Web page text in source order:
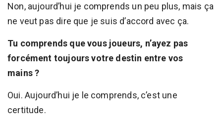
Non, aujourd’hui je comprends un peu plus, mais ça
ne veut pas dire que je suis d’accord avec ça.
Tu comprends que vous joueurs, n’ayez pas
forcément toujours votre destin entre vos
mains ?
Oui. Aujourd’hui je le comprends, c’est une
certitude.